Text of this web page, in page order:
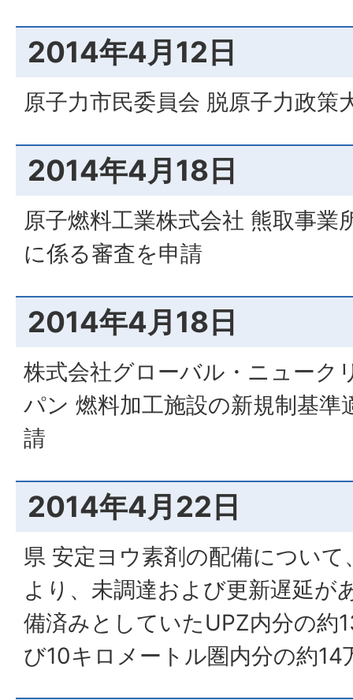
2014年4月12日
原子力市民委員会 脱原子力政策
2014年4月18日
原子燃料工業株式会社 熊取事業
に係る審査を申請
2014年4月18日
株式会社グローバル・ニューク
パン 燃料加工施設の新規制基準
請
2014年4月22日
県 安定ヨウ素剤の配備につい
より、未調達および更新遅延が
備済みとしていたUPZ内分の約
び10キロメートル圏内分の約14